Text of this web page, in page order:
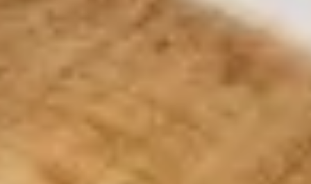
Beste Freundin Geschenkbox
Einfach, weil es sie gibt, weil sie immer für einen da
ist und sie in jeder Lebenssituation ein offenes Ohr
hat. Ein Geschenk für die beste Freundin soll etwas